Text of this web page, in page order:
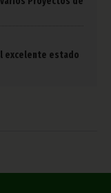
excelente estado